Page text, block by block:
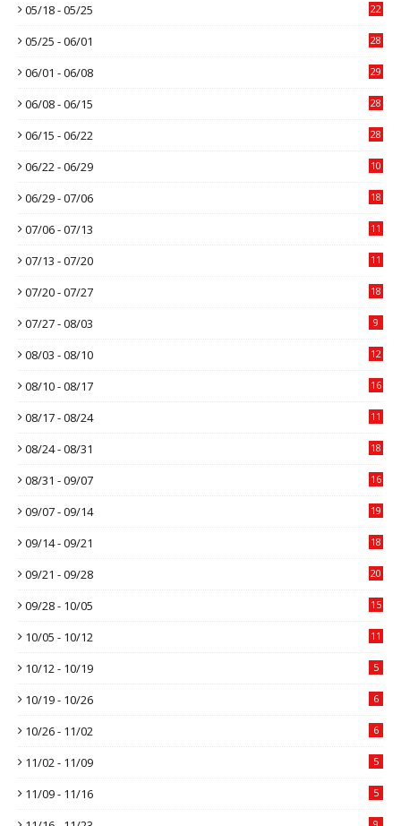
05/18 - 05/25 22
05/25 - 06/01 28
06/01 - 06/08 29
06/08 - 06/15 28
06/15 - 06/22 28
06/22 - 06/29 10
06/29 - 07/06 18
07/06 - 07/13 11
07/13 - 07/20 11
07/20 - 07/27 18
07/27 - 08/03 9
08/03 - 08/10 12
08/10 - 08/17 16
08/17 - 08/24 11
08/24 - 08/31 18
08/31 - 09/07 16
09/07 - 09/14 19
09/14 - 09/21 18
09/21 - 09/28 20
09/28 - 10/05 15
10/05 - 10/12 11
10/12 - 10/19 5
10/19 - 10/26 6
10/26 - 11/02 6
11/02 - 11/09 5
11/09 - 11/16 5